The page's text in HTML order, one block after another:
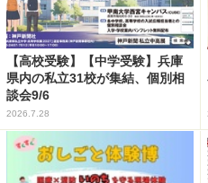
【高校受験】【中学受験】兵庫
県内の私立31校が集結、個別相
談会9/6
2026.7.28